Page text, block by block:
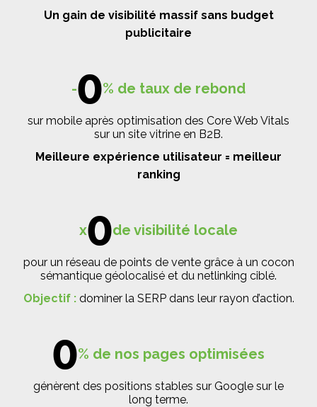
Un gain de visibilité massif sans budget
publicitaire
-0% de taux de rebond
sur mobile après optimisation des Core Web Vitals
sur un site vitrine en B2B.
Meilleure expérience utilisateur = meilleur
ranking
x0de visibilité locale
pour un réseau de points de vente grâce à un cocon
sémantique géolocalisé et du netlinking ciblé.
Objectif : dominer la SERP dans leur rayon d’action.
0% de nos pages optimisées
génèrent des positions stables sur Google sur le
long terme.